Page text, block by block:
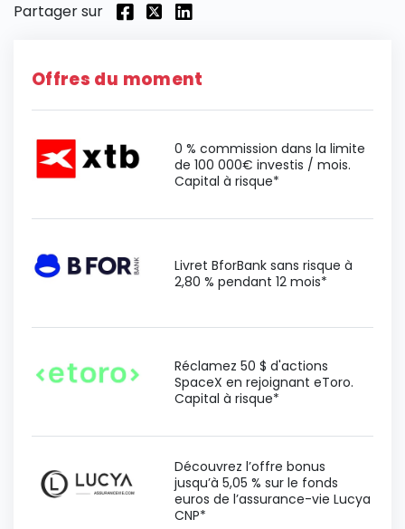
Partager sur
Offres du moment
0 % commission dans la limite
de 100 000€ investis / mois.
Capital à risque*
Livret BforBank sans risque à
2,80 % pendant 12 mois*
Réclamez 50 $ d'actions
SpaceX en rejoignant eToro.
Capital à risque*
Découvrez l’offre bonus
jusqu’à 5,05 % sur le fonds
euros de l’assurance-vie Lucya
CNP*